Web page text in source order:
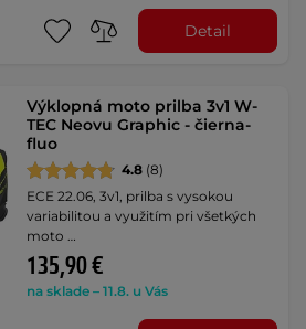
Detail
Výklopná moto prilba 3v1 W-
TEC Neovu Graphic - čierna-
fluo
4.8 (8)
ECE 22.06, 3v1, prilba s vysokou
variabilitou a využitím pri všetkých
moto …
135,90 €
na sklade – 11.8. u Vás